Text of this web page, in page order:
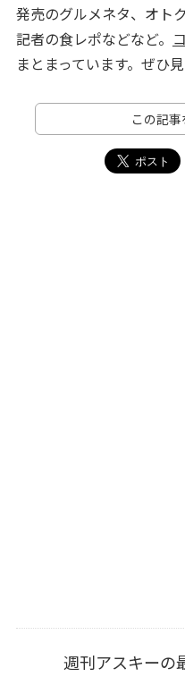
発売のグルメネタ、オト
記者の食レポなどなど。
まとまっています。ぜひ
この記
週刊アスキーの